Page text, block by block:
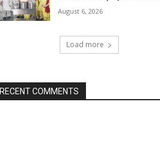
August 6, 2026
Load more
RECENT COMMENTS